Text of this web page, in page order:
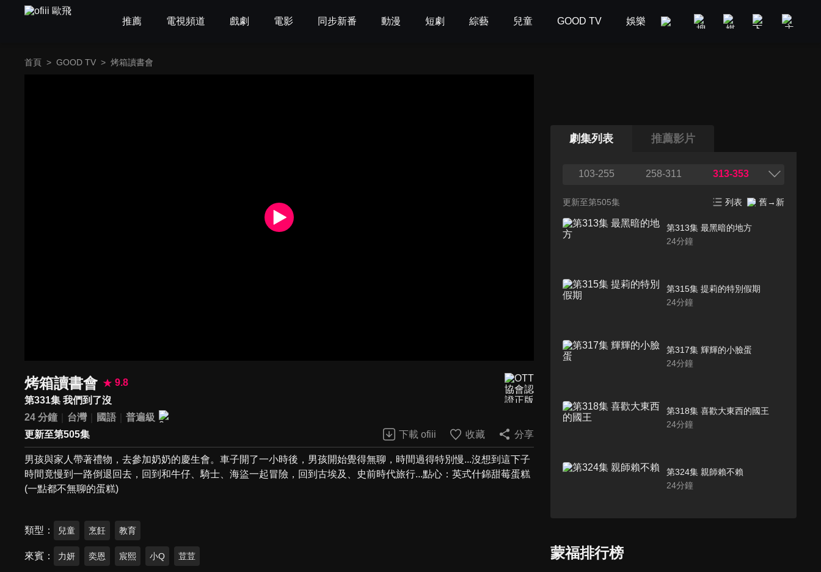
推薦 電視頻道 戲劇 電影 同步新番 動漫 短劇 綜藝 兒童 GOOD TV 娛樂 美食旅遊 新聞政論
首頁 > GOOD TV > 烤箱讀書會
烤箱讀書會
9.8
第331集 我們到了沒
24 分鐘
台灣 國語
普遍級
更新至第505集
下載 ofiii 收藏 分享
男孩與家人帶著禮物，去參加奶奶的慶生會。車子開了一小時後，男孩開始覺得無聊，時間過得特別慢...沒想到這下子
時間竟慢到一路倒退回去，回到和牛仔、騎士、海盜一起冒險，回到古埃及、史前時代旅行...點心：英式什錦甜莓蛋糕
(一點都不無聊的蛋糕)
類型 兒童 烹飪 教育
來賓 力妍 奕恩 宸熙 小Q 荳荳
劇集列表 推薦影片
103-255 258-311 313-353
更新至第505集 列表 舊→新
第313集 最黑暗的地方
24分鐘
第315集 提莉的特別假期
24分鐘
第317集 輝輝的小臉蛋
24分鐘
第318集 喜歡大東西的國王
24分鐘
第324集 親師賴不賴
24分鐘
蒙福排行榜